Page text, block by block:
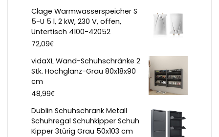
Clage Warmwasserspeicher S
5-U 5 l, 2 kW, 230 V, offen,
Untertisch 4100-42052
72,09€
vidaXL Wand-Schuhschränke 2
Stk. Hochglanz-Grau 80x18x90
cm
48,99€
Dublin Schuhschrank Metall
Schuhregal Schuhkipper Schuh
Kipper 3türig Grau 50x103 cm